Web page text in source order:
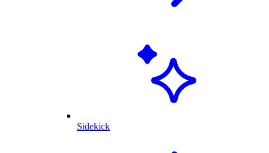
Sidekick